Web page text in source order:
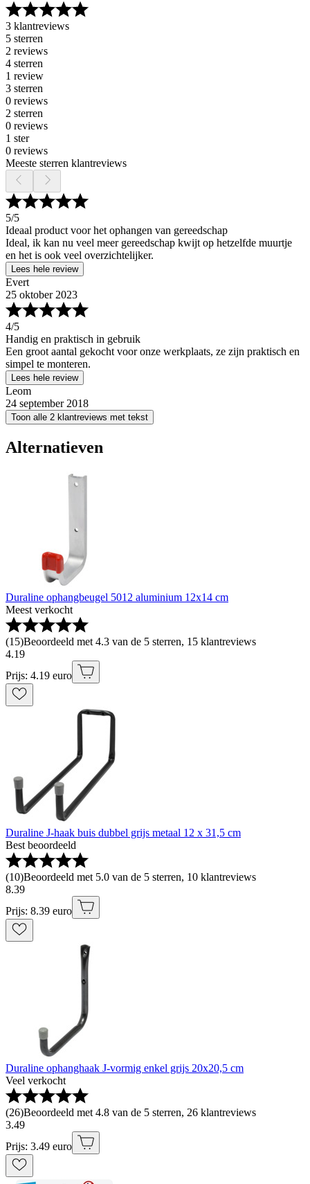
3 klantreviews
5 sterren
2 reviews
4 sterren
1 review
3 sterren
0 reviews
2 sterren
0 reviews
1 ster
0 reviews
Meeste sterren klantreviews
5/5
Ideaal product voor het ophangen van gereedschap
Ideal, ik kan nu veel meer gereedschap kwijt op hetzelfde muurtje
en het is ook veel overzichtelijker.
Lees hele review
Evert
25 oktober 2023
4/5
Handig en praktisch in gebruik
Een groot aantal gekocht voor onze werkplaats, ze zijn praktisch en
simpel te monteren.
Lees hele review
Leom
24 september 2018
Toon alle 2 klantreviews met tekst
Alternatieven
Duraline ophangbeugel 5012 aluminium 12x14 cm
Meest verkocht
(15)Beoordeeld met 4.3 van de 5 sterren, 15 klantreviews
4.19
Prijs: 4.19 euro
Duraline J-haak buis dubbel grijs metaal 12 x 31,5 cm
Best beoordeeld
(10)Beoordeeld met 5.0 van de 5 sterren, 10 klantreviews
8.39
Prijs: 8.39 euro
Duraline ophanghaak J-vormig enkel grijs 20x20,5 cm
Veel verkocht
(26)Beoordeeld met 4.8 van de 5 sterren, 26 klantreviews
3.49
Prijs: 3.49 euro